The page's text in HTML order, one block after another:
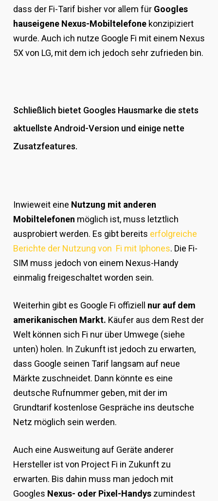
dass der Fi-Tarif bisher vor allem fürGoogles
hauseigene Nexus-Mobiltelefonekonzipiziert
wurde. Auch ich nutze Google Fi mit einem Nexus
5X von LG, mit dem ich jedoch sehr zufrieden bin.
Schließlich bietet Googles Hausmarke die stets
aktuellste Android-Version und einige nette
Zusatzfeatures.
Inwieweit eine Nutzung mit anderen
Mobiltelefonen möglich ist, muss letztlich
ausprobiert werden. Es gibt bereits erfolgreiche
Berichte der Nutzung von Fi mit Iphones. Die Fi-
SIM muss jedoch von einem Nexus-Handy
einmalig freigeschaltet worden sein.
Weiterhin gibt es Google Fi offiziell nur auf dem
amerikanischen Markt. Käufer aus dem Rest der
Welt können sich Fi nur über Umwege (siehe
unten) holen. In Zukunft ist jedoch zu erwarten,
dass Google seinen Tarif langsam auf neue
Märkte zuschneidet. Dann könnte es eine
deutsche Rufnummer geben, mit der im
Grundtarif kostenlose Gespräche ins deutsche
Netz möglich sein werden.
Auch eine Ausweitung auf Geräte anderer
Hersteller ist von Project Fi in Zukunft zu
erwarten. Bis dahin muss man jedoch mit
Googles Nexus- oder Pixel-Handyszumindest